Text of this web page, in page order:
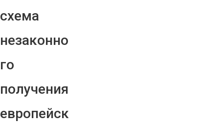
схема
незаконно
го
получения
европейск